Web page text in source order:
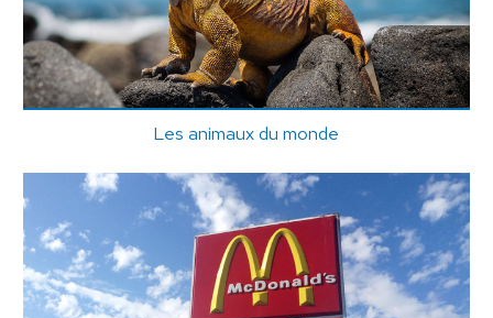
Les animaux du monde